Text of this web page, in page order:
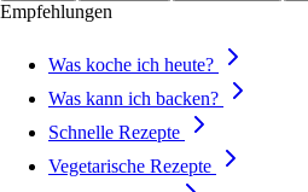
Empfehlungen
Was koche ich heute?
Was kann ich backen?
Schnelle Rezepte
Vegetarische Rezepte